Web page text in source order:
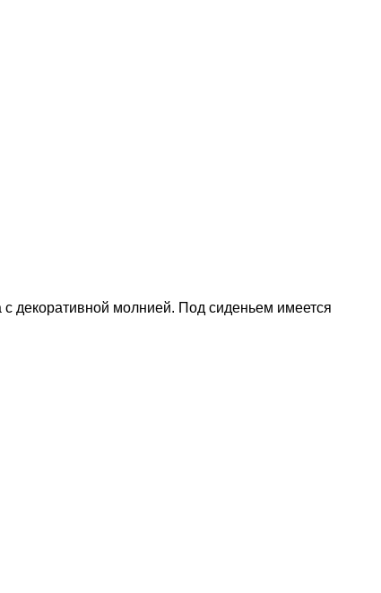
декоративной молнией. Под сиденьем имеется